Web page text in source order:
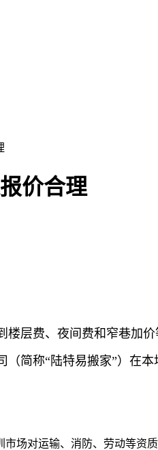
价合理
层费、夜间费和窄巷加
简称“陆特易搬家”）在
场对运输、消防、劳动等资